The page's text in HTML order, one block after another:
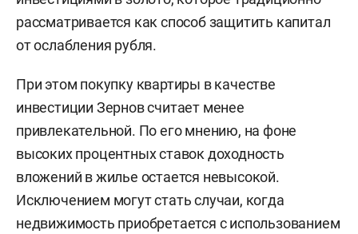
рассматривается как способ защитить капитал
от ослабления рубля.
При этом покупку квартиры в качестве
инвестиции Зернов считает менее
привлекательной. По его мнению, на фоне
высоких процентных ставок доходность
вложений в жилье остается невысокой.
Исключением могут стать случаи, когда
недвижимость приобретается с использованием